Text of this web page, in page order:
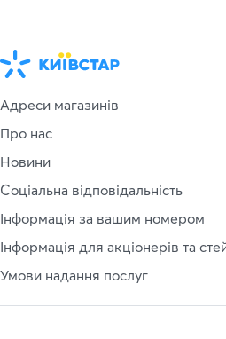
Адреси магазинів
Про нас
Новини
Соціальна відповідальність
Інформація за вашим номером
Інформація для акціонерів та
Умови надання послуг